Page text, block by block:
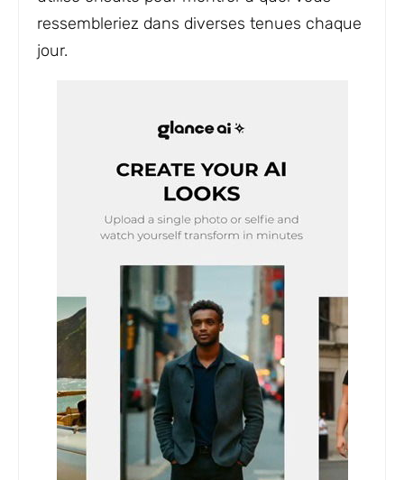
ressembleriez dans diverses tenues chaque
jour.